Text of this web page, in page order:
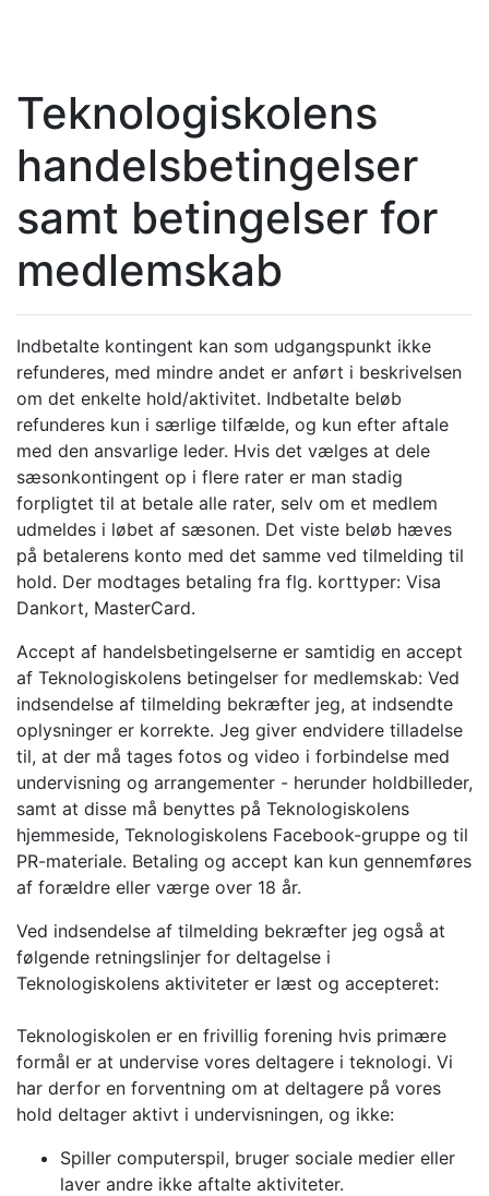
Teknologiskolens
handelsbetingelser
samt betingelser for
medlemskab
Indbetalte kontingent kan som udgangspunkt ikke
refunderes, med mindre andet er anført i beskrivelsen
om det enkelte hold/aktivitet. Indbetalte beløb
refunderes kun i særlige tilfælde, og kun efter aftale
med den ansvarlige leder. Hvis det vælges at dele
sæsonkontingent op i flere rater er man stadig
forpligtet til at betale alle rater, selv om et medlem
udmeldes i løbet af sæsonen. Det viste beløb hæves
på betalerens konto med det samme ved tilmelding til
hold. Der modtages betaling fra flg. korttyper: Visa
Dankort, MasterCard.
Accept af handelsbetingelserne er samtidig en accept
af Teknologiskolens betingelser for medlemskab: Ved
indsendelse af tilmelding bekræfter jeg, at indsendte
oplysninger er korrekte. Jeg giver endvidere tilladelse
til, at der må tages fotos og video i forbindelse med
undervisning og arrangementer - herunder holdbilleder,
samt at disse må benyttes på Teknologiskolens
hjemmeside, Teknologiskolens Facebook-gruppe og til
PR-materiale. Betaling og accept kan kun gennemføres
af forældre eller værge over 18 år.
Ved indsendelse af tilmelding bekræfter jeg også at
følgende retningslinjer for deltagelse i
Teknologiskolens aktiviteter er læst og accepteret:
Teknologiskolen er en frivillig forening hvis primære
formål er at undervise vores deltagere i teknologi. Vi
har derfor en forventning om at deltagere på vores
hold deltager aktivt i undervisningen, og ikke:
Spiller computerspil, bruger sociale medier eller
laver andre ikke aftalte aktiviteter.